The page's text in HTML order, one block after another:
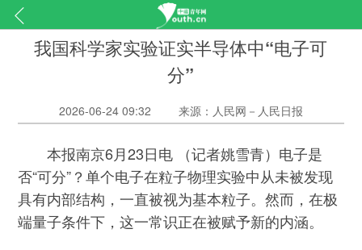
我国科学家实验证实半导体中“电子可
分”
2026-06-24 09:32 来源：人民网－人民日报
本报南京6月23日电 （记者姚雪青）电子是
否“可分”？单个电子在粒子物理实验中从未被发现
具有内部结构，一直被视为基本粒子。然而，在极
端量子条件下，这一常识正在被赋予新的内涵。